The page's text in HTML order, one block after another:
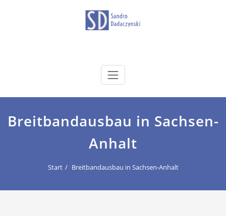
dadaczynski.de
Breitbandausbau in Sachsen-
Anhalt
Start Breitbandausbau in Sachsen-Anhalt